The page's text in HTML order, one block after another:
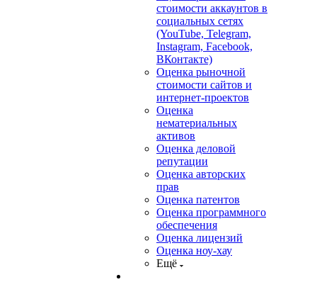
стоимости аккаунтов в
социальных сетях
(YouTube, Telegram,
Instagram, Facebook,
ВКонтакте)
Оценка рыночной
стоимости сайтов и
интернет-проектов
Оценка
нематериальных
активов
Оценка деловой
репутации
Оценка авторских
прав
Оценка патентов
Оценка программного
обеспечения
Оценка лицензий
Оценка ноу-хау
Ещё